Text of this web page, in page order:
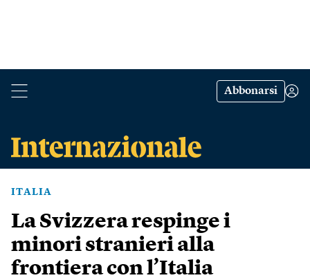
Abbonarsi
ITALIA
La Svizzera respinge i
minori stranieri alla
frontiera con l’Italia